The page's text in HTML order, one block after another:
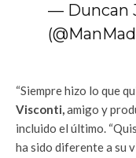
— Duncan
“Siempre hizo lo que
Visconti,amigo y
incluido el último.
ha sido diferente a su